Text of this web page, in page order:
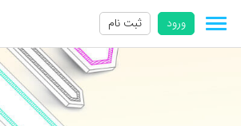
ورود ثبت نام